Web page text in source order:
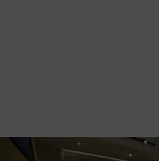
savoir plus